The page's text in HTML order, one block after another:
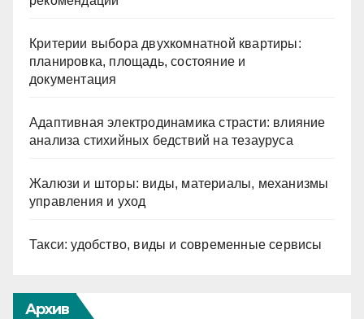
Критерии выбора двухкомнатной квартиры:
планировка, площадь, состояние и
документация
Адаптивная электродинамика страсти: влияние
анализа стихийных бедствий на тезауруса
Жалюзи и шторы: виды, материалы, механизмы
управления и уход
Такси: удобство, виды и современные сервисы
Архив